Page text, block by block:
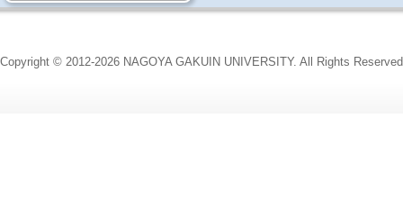
Copyright © 2012-2026 NAGOYA GAKUIN UNIVERSITY. All Rights